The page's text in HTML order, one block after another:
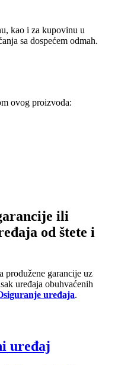
kao i za kupovinu u
sa dospećem odmah.
ovog proizvoda:
ili
od štete i
produžene garancije uz
uređaja obuhvaćenih
uređaja.
uređaj